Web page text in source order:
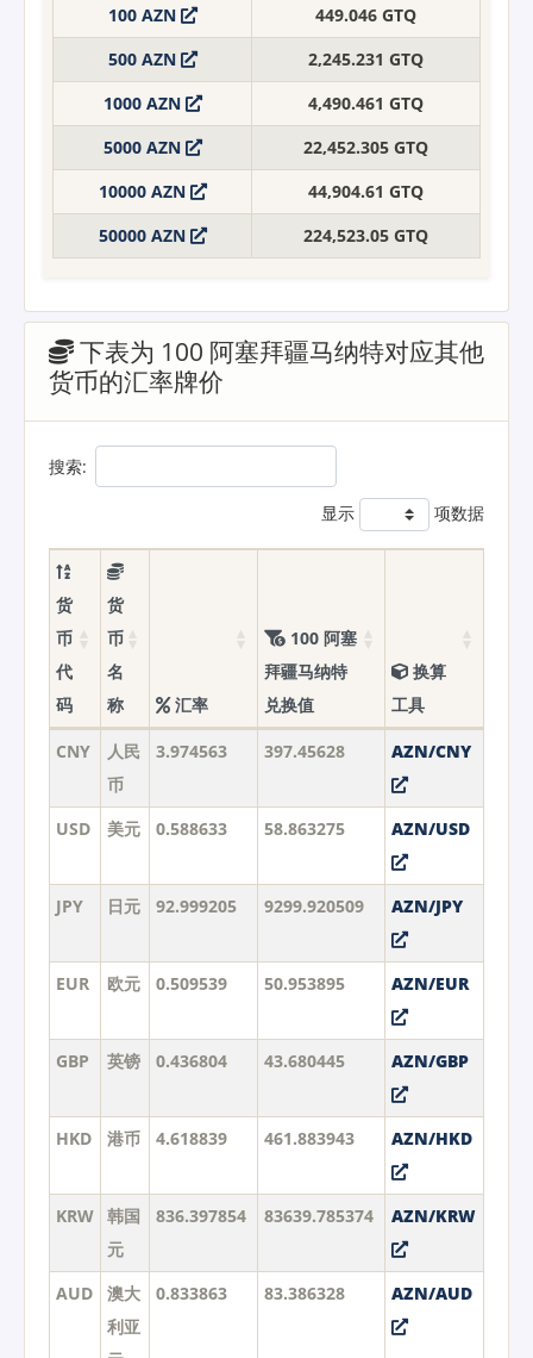
100 AZN
449.046 GTQ
500 AZN
2,245.231 GTQ
1000 AZN
4,490.461 GTQ
5000 AZN
22,452.305 GTQ
10000 AZN
44,904.61 GTQ
50000 AZN
224,523.05 GTQ
下表为 100 阿塞拜疆马纳特对应其他
货币的汇率牌价
搜索:
显示 项数据
货
币
代
码
货
币
名
称
汇率
100 阿塞
拜疆马纳特
兑换值
换算
工具
CNY
人民
币
3.974563 397.45628 AZN/CNY
USD 美元 0.588633 58.863275 AZN/USD
JPY 日元 92.999205 9299.920509 AZN/JPY
EUR 欧元 0.509539 50.953895 AZN/EUR
GBP 英镑 0.436804 43.680445 AZN/GBP
HKD 港币 4.618839 461.883943 AZN/HKD
KRW 韩国
元
836.397854 83639.785374 AZN/KRW
AUD
澳大
利亚
0.833863 83.386328 AZN/AUD